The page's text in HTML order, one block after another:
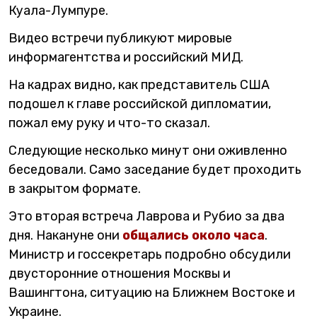
Куала-Лумпуре.
Видео встречи публикуют мировые
информагентства и российский МИД.
На кадрах видно, как представитель США
подошел к главе российской дипломатии,
пожал ему руку и что-то сказал.
Следующие несколько минут они оживленно
беседовали. Само заседание будет проходить
в закрытом формате.
Это вторая встреча Лаврова и Рубио за два
дня. Накануне они общались около часа.
Министр и госсекретарь подробно обсудили
двусторонние отношения Москвы и
Вашингтона, ситуацию на Ближнем Востоке и
Украине.